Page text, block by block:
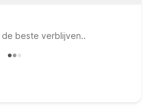
beste verblijven..